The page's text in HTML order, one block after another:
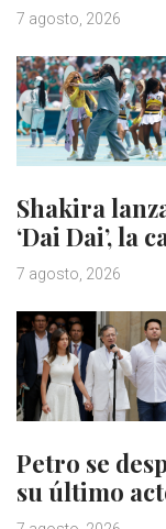
7 agosto, 2026
Shakira
‘Dai Dai’,
7 agosto, 2026
Petro se
su último